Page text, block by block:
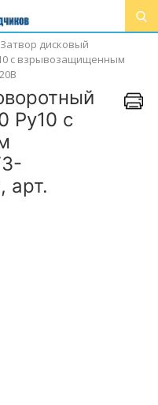
Затвор дисковый
с взрывозащищенным
Ру10 с
арт.